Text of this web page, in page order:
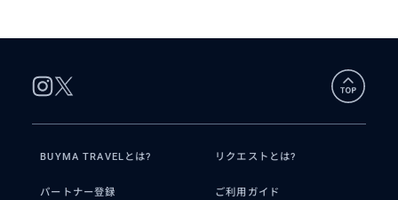
BUYMA TRAVELとは? リクエストとは?
パートナー登録 ご利用ガイド